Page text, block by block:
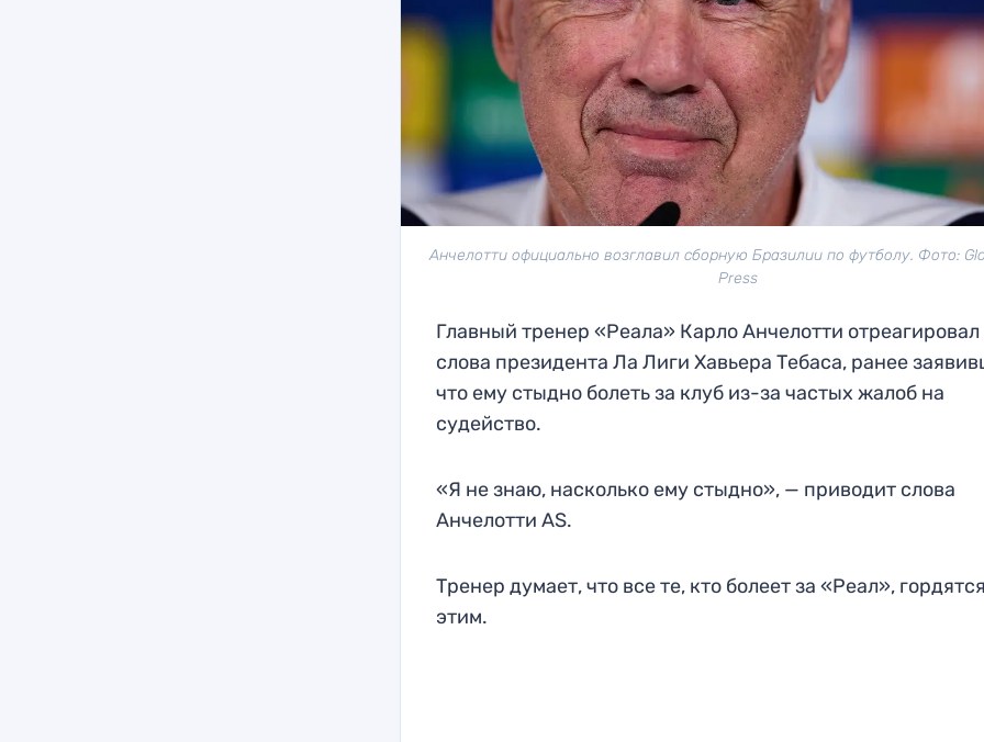
Анчелотти официально возглавил сборную Бразилии по футболу. Фото:
Press
Главный тренер «Реала» Карло Анчелотти
слова президента Ла Лиги Хавьера Тебаса, ранее
что ему стыдно болеть за клуб из-за частых жалоб на
судейство.
«Я не знаю, насколько ему стыдно», — приводит слова
Анчелотти AS.
Тренер думает, что все те, кто болеет за «Реал»,
этим.